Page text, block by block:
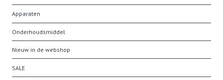
Apparaten
Onderhoudsmiddel
Nieuw in de webshop
SALE